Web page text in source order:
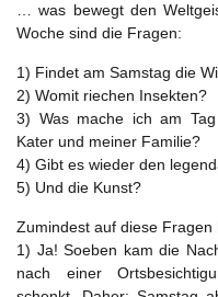
… was bewegt den
Woche sind die Fragen:
1) Findet am Samstag die
2) Womit riechen Insekten?
3) Was mache ich am
Kater und meiner Familie?
4) Gibt es wieder den
5) Und die Kunst?
Zumindest auf diese Fragen
1) Ja! Soeben kam die
nach einer